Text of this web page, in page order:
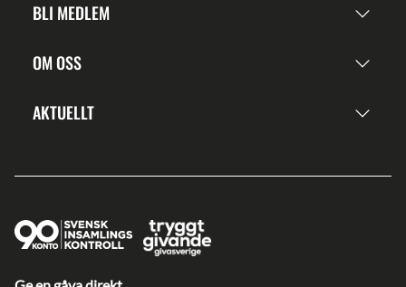
BLI MEDLEM
OM OSS
AKTUELLT